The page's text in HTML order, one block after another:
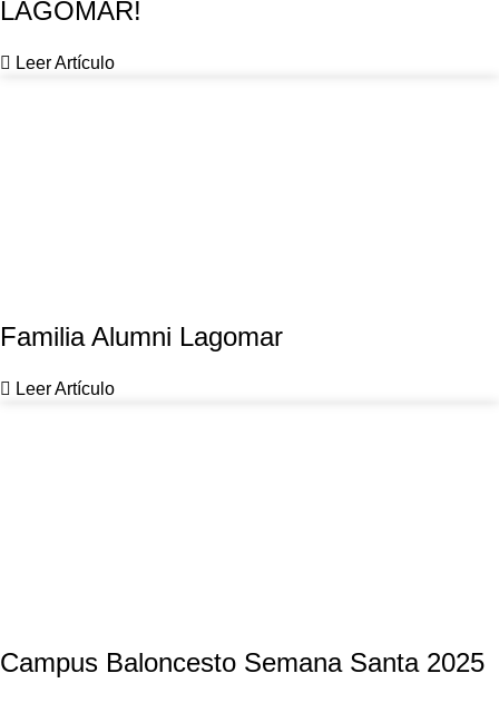
LAGOMAR!
Leer Artículo
Familia Alumni Lagomar
Leer Artículo
Campus Baloncesto Semana Santa 2025